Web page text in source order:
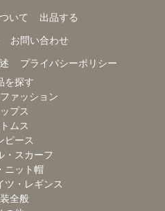
いて 出品する
お問い合わせ
プライバシーポリシー
を探す
ァッション
ップス
ムス
ピース
・スカーフ
ニット帽
ツ・レギンス
全般